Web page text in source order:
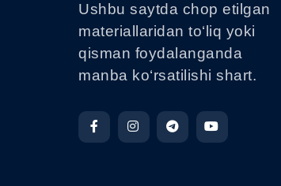
Ushbu saytda chop etilgan
materiallaridan to‘liq yoki
qisman foydalanganda
manba ko‘rsatilishi shart.